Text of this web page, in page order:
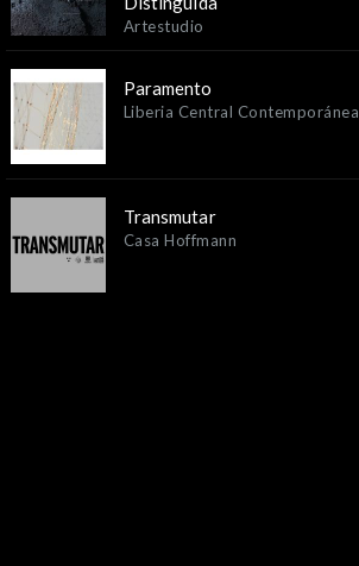
Artestudio
Paramento
Liberia Central Contemporánea
Transmutar
Casa Hoffmann